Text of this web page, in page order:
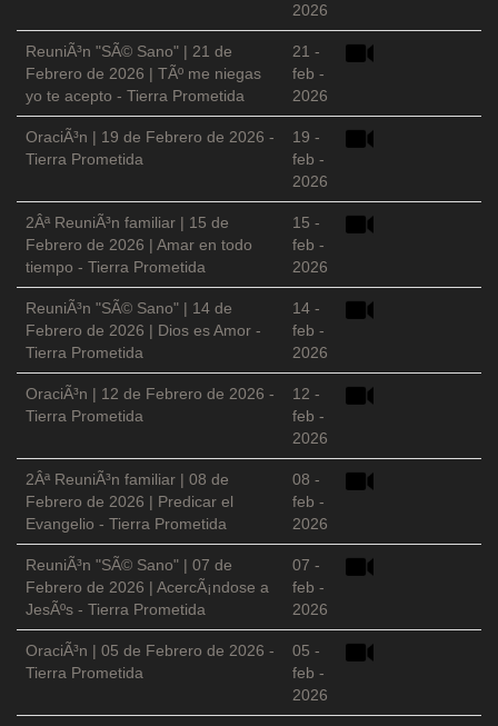
2026
ReuniÃ³n "SÃ© Sano" | 21 de
Febrero de 2026 | TÃº me niegas
yo te acepto - Tierra Prometida
21 -
feb -
2026
OraciÃ³n | 19 de Febrero de 2026 -
Tierra Prometida
19 -
feb -
2026
2Âª ReuniÃ³n familiar | 15 de
Febrero de 2026 | Amar en todo
tiempo - Tierra Prometida
15 -
feb -
2026
ReuniÃ³n "SÃ© Sano" | 14 de
Febrero de 2026 | Dios es Amor -
Tierra Prometida
14 -
feb -
2026
OraciÃ³n | 12 de Febrero de 2026 -
Tierra Prometida
12 -
feb -
2026
2Âª ReuniÃ³n familiar | 08 de
Febrero de 2026 | Predicar el
Evangelio - Tierra Prometida
08 -
feb -
2026
ReuniÃ³n "SÃ© Sano" | 07 de
Febrero de 2026 | AcercÃ¡ndose a
JesÃºs - Tierra Prometida
07 -
feb -
2026
OraciÃ³n | 05 de Febrero de 2026 -
Tierra Prometida
05 -
feb -
2026